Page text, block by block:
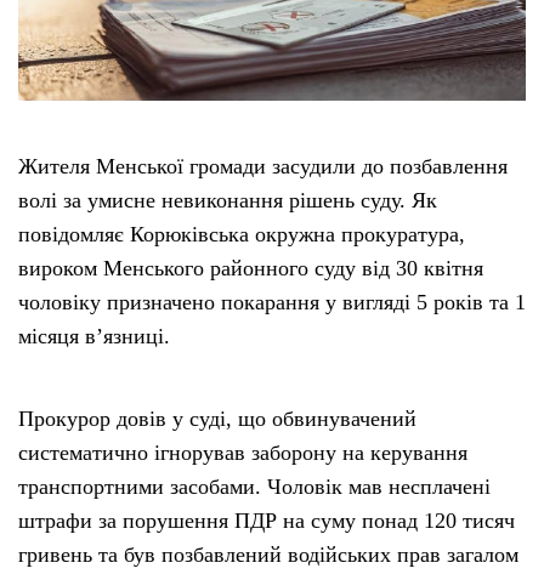
Жителя Менської громади засудили до позбавлення
волі за умисне невиконання рішень суду. Як
повідомляє Корюківська окружна прокуратура,
вироком Менського районного суду від 30 квітня
чоловіку призначено покарання у вигляді 5 років та 1
місяця в’язниці.
Прокурор довів у суді, що обвинувачений
систематично ігнорував заборону на керування
транспортними засобами. Чоловік мав несплачені
штрафи за порушення ПДР на суму понад 120 тисяч
гривень та був позбавлений водійських прав загалом